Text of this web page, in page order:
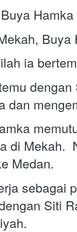
Buya
dan
di Mekah.
Medan.
sebagai
Siti